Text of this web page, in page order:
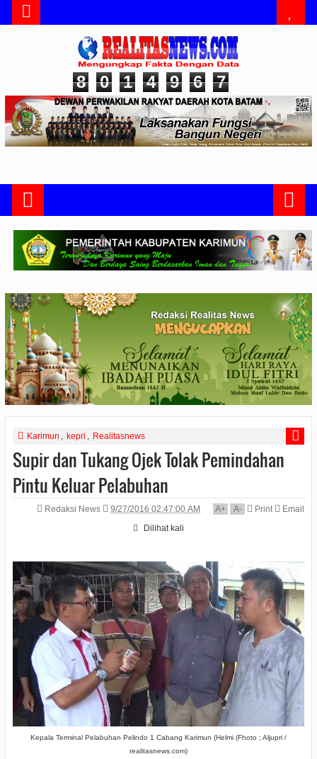
8 0 1 4 9 6 7
Karimun kepri Realitasnews
Supir dan Tukang Ojek Tolak Pemindahan
Pintu Keluar Pelabuhan
Redaksi News 9/27/2016 02:47:00 AM A+ A- Print
Email
Dilihat kali
Kepala Terminal Pelabuhan Pelindo 1 Cabang Karimun (Helmi (Fhoto ; Aljupri /
realitasnews.com)